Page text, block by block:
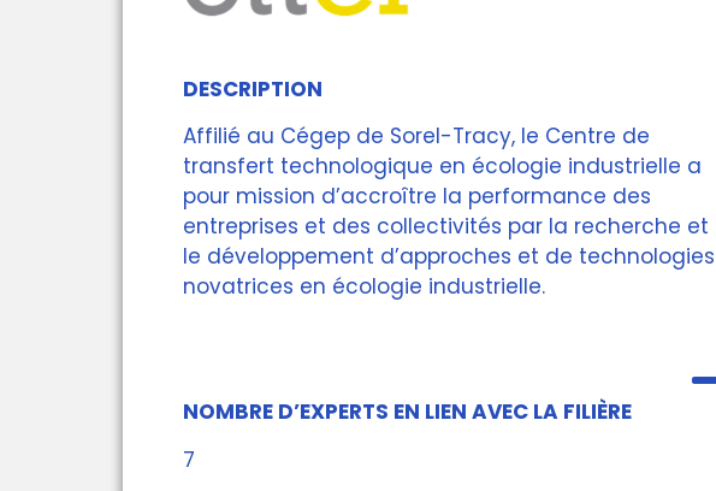
DESCRIPTION
Affilié au Cégep de Sorel-Tracy, le Centre de
transfert technologique en écologie industrielle a
pour mission d’accroître la performance des
entreprises et des collectivités par la recherche et
le développement d’approches et de technologies
novatrices en écologie industrielle.
NOMBRE D’EXPERTS EN LIEN AVEC LA FILIÈRE
7